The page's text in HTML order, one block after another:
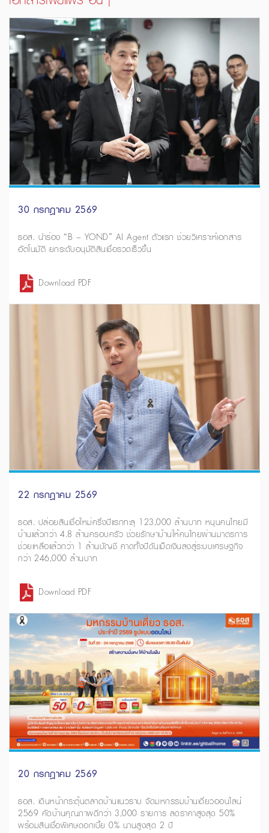
30 กรกฎาคม 2569
ธอส. นำร่อง “B – YOND” AI Agent ตัวแรก ช่วยวิเคราะห์เอกสาร
อัตโนมัติ ยกระดับอนุมัติสินเชื่อรวดเร็วขึ้น
Download PDF
22 กรกฎาคม 2569
ธอส. ปล่อยสินเชื่อใหม่ครึ่งปีแรกทะลุ 123,000 ล้านบาท หนุนคนไทยมี
บ้านแล้วกว่า 4.8 ล้านครอบครัว ช่วยรักษาบ้านให้คนไทยผ่านมาตรการ
ช่วยเหลือแล้วกว่า 1 ล้านบัญชี คาดทั้งปีดันเม็ดเงินลงสู่ระบบเศรษฐกิจ
กว่า 246,000 ล้านบาท
Download PDF
20 กรกฎาคม 2569
ธอส. เดินหน้ากระตุ้นตลาดบ้านแนวราบ จัดมหกรรมบ้านเดี่ยวออนไลน์
2569 คัดบ้านคุณภาพดีกว่า 3,000 รายการ ลดราคาสูงสุด 50%
พร้อมสินเชื่อพิเศษดอกเบี้ย 0% นานสูงสุด 2 ปี